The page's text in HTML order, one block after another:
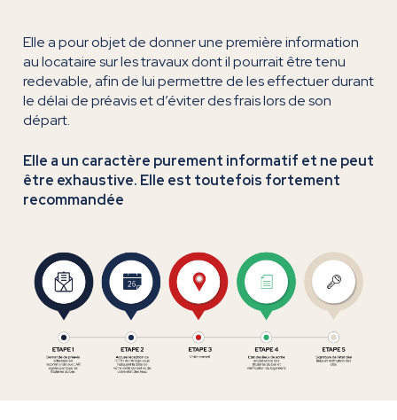
Elle a pour objet de donner une première information
au locataire sur les travaux dont il pourrait être tenu
redevable, afin de lui permettre de les effectuer durant
le délai de préavis et d’éviter des frais lors de son
départ.
Elle a un caractère purement informatif et ne peut
être exhaustive. Elle est toutefois fortement
recommandée